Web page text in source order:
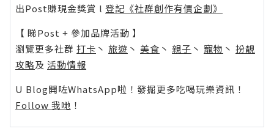
出Post賺現金獎賞 l 登記《社群創作有價企劃》
【 睇Post + 參加品牌活動 】
瀏覽更多社群 打卡 丶 旅遊 丶 美食 丶 親子 丶 寵物 丶 扮靚
攻略及 活動情報
U Blog開咗WhatsApp啦！發掘更多吃喝玩樂資訊！
Follow 我哋 ！